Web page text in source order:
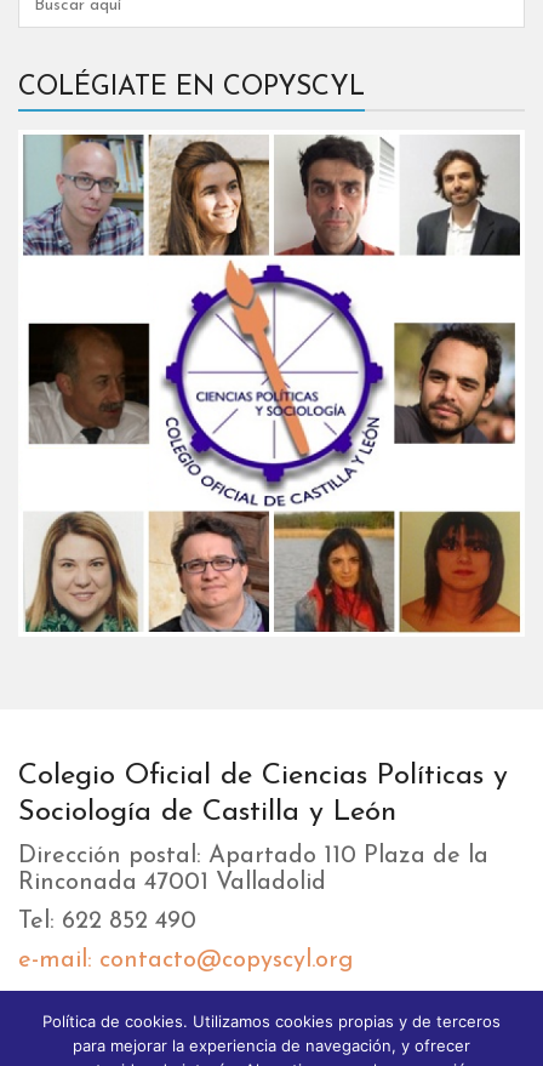
COLÉGIATE EN COPYSCYL
Colegio Oficial de Ciencias Políticas y
Sociología de Castilla y León
Dirección postal: Apartado 110 Plaza de la
Rinconada 47001 Valladolid
Tel: 622 852 490
e-mail: contacto@copyscyl.org
LIKEBOX
Política de cookies. Utilizamos cookies propias y de terceros
para mejorar la experiencia de navegación, y ofrecer